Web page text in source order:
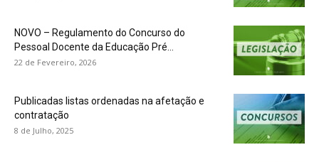
NOVO – Regulamento do Concurso do
Pessoal Docente da Educação Pré...
22 de Fevereiro, 2026
Publicadas listas ordenadas na afetação e
contratação
8 de Julho, 2025